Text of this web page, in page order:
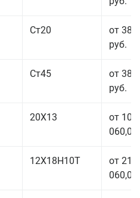
Ст20
от 38
руб.
Ст45
от 38
руб.
20Х13
от 103
060,00
12Х18Н10Т
от 211
060,00